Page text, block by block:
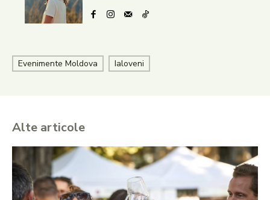
Evenimente Moldova Ialoveni
Alte articole